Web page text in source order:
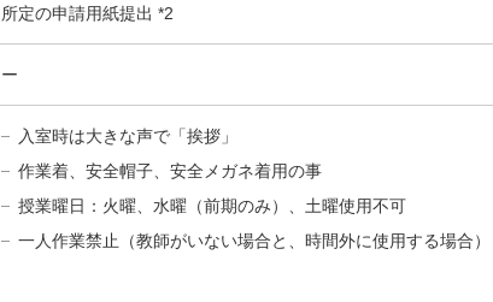
所定の申請用紙提出 *2
ー
入室時は大きな声で「挨拶」
作業着、安全帽子、安全メガネ着用の事
授業曜日：火曜、水曜（前期のみ）、土曜使用不可
一人作業禁止（教師がいない場合と、時間外に使用する場合）